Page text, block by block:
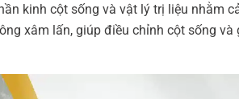
kinh cột sống và vật lý trị liệu nhằm
xâm lấn, giúp điều chỉnh cột sống